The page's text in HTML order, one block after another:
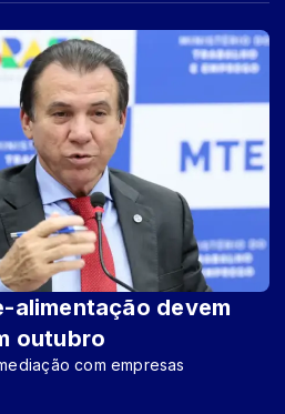
alimentação devem
outubro
com empresas